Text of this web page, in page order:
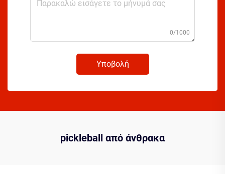
0/1000
Υποβολή
pickleball από άνθρακα